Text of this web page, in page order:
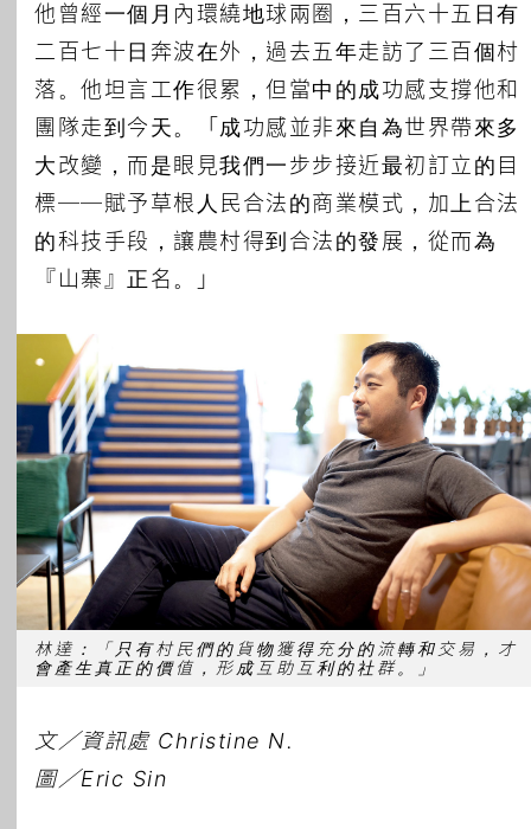
他曾經一個月內環繞地球兩圈，三百六十五日有
二百七十日奔波在外，過去五年走訪了三百個村
落。他坦言工作很累，但當中的成功感支撐他和
團隊走到今天。「成功感並非來自為世界帶來多
大改變，而是眼見我們一步步接近最初訂立的目
標──賦予草根人民合法的商業模式，加上合法
的科技手段，讓農村得到合法的發展，從而為
『山寨』正名。」
林達：「只有村民們的貨物獲得充分的流轉和交易，才
會產生真正的價值，形成互助互利的社群。」
文／資訊處 Christine N.
圖／Eric Sin